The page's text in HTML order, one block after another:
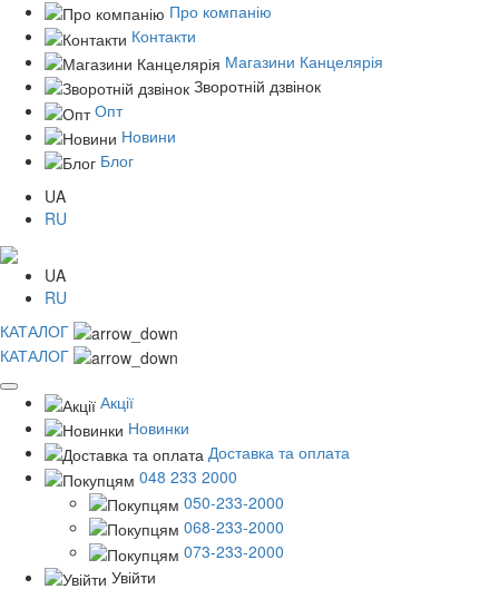
Про компанію
Контакти
Магазини Канцелярія
Зворотній дзвінок
Опт
Новини
Блог
UA
RU
UA
RU
КАТАЛОГ
КАТАЛОГ
Акції
Новинки
Доставка та оплата
048 233 2000
050-233-2000
068-233-2000
073-233-2000
Увійти